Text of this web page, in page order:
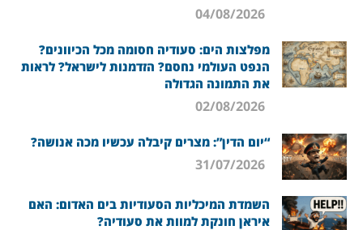
מפלצות הים: סעודיה חסומה מכל הכיוונים?
הנפט העולמי נחסם? הזדמנות לישראל? לראות
את התמונה הגדולה
“יום הדין”: מצרים קיבלה עכשיו מכה אנושה?
השמדת המיכליות הסעודיות בים האדום: האם
איראן חונקת למוות את סעודיה?